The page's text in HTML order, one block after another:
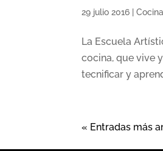
29 julio 2016 |
La Escuela
cocina, que vive
tecnificar y
« Entradas más